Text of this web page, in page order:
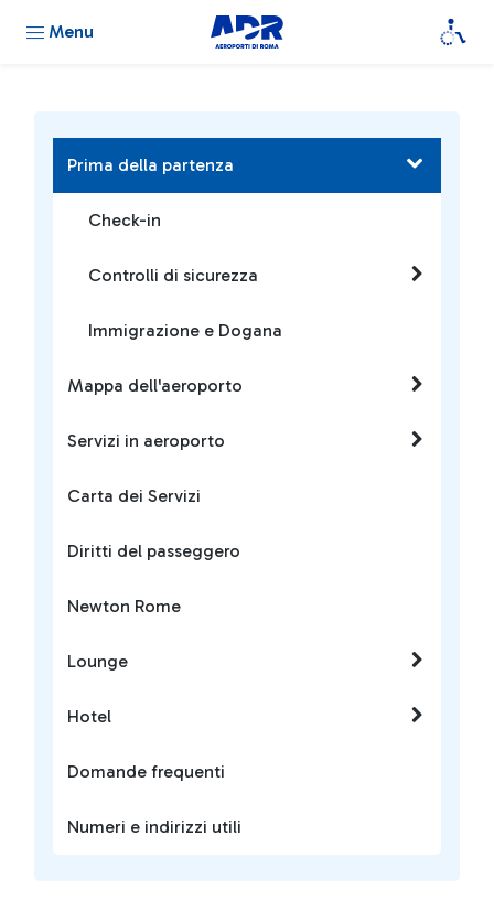
Menu
Prima della partenza
Check-in
Controlli di sicurezza
Immigrazione e Dogana
Mappa dell'aeroporto
Servizi in aeroporto
Carta dei Servizi
Diritti del passeggero
Newton Rome
Lounge
Hotel
Domande frequenti
Numeri e indirizzi utili